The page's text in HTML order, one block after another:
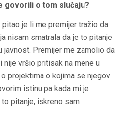
govorili o tom slučaju?
pitao je li me premijer tražio da
nisam smatrala da je to pitanje
javnost. Premijer me zamolio da
nije vršio pritisak na mene u
projektima o kojima se njegov
istinu pa kada mi je
pitanje, iskreno sam